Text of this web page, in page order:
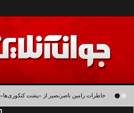
خاطرات رامین ناصرنصیر از «پشت‌ کنکوری‌ها»